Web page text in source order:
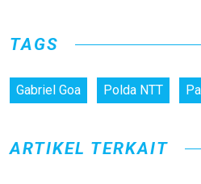
TAGS
Gabriel Goa Polda NTT
ARTIKEL TERKAIT